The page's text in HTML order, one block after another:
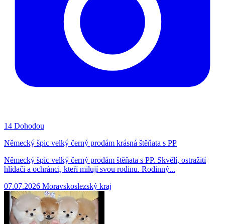
14 Dohodou
Německý špic velký černý prodám krásná štěňata s PP
Německý špic velký černý prodám štěňata s PP. Skvělí, ostražití
hlídači a ochránci, kteří milují svou rodinu. Rodinný...
07.07.2026 Moravskoslezský kraj